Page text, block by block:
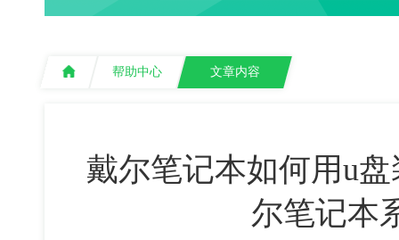
帮助中心 文章内容
戴尔笔记本如何用u
尔笔记本